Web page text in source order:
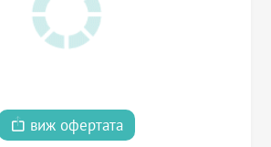
виж офертата